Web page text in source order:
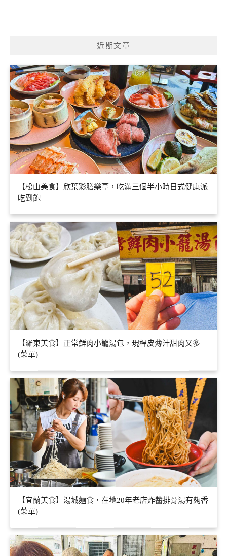
近期文章
【松山美食】欣葉彩膳樂亭，吃滿三個半小時日式健康派
吃到飽
【羅東美食】正常鮮肉小籠湯包，現桿皮薄汁甜肉又多
(菜單)
【宜蘭美食】湯城麵食，在地20年老店炸醬排骨湯有夠香
(菜單)